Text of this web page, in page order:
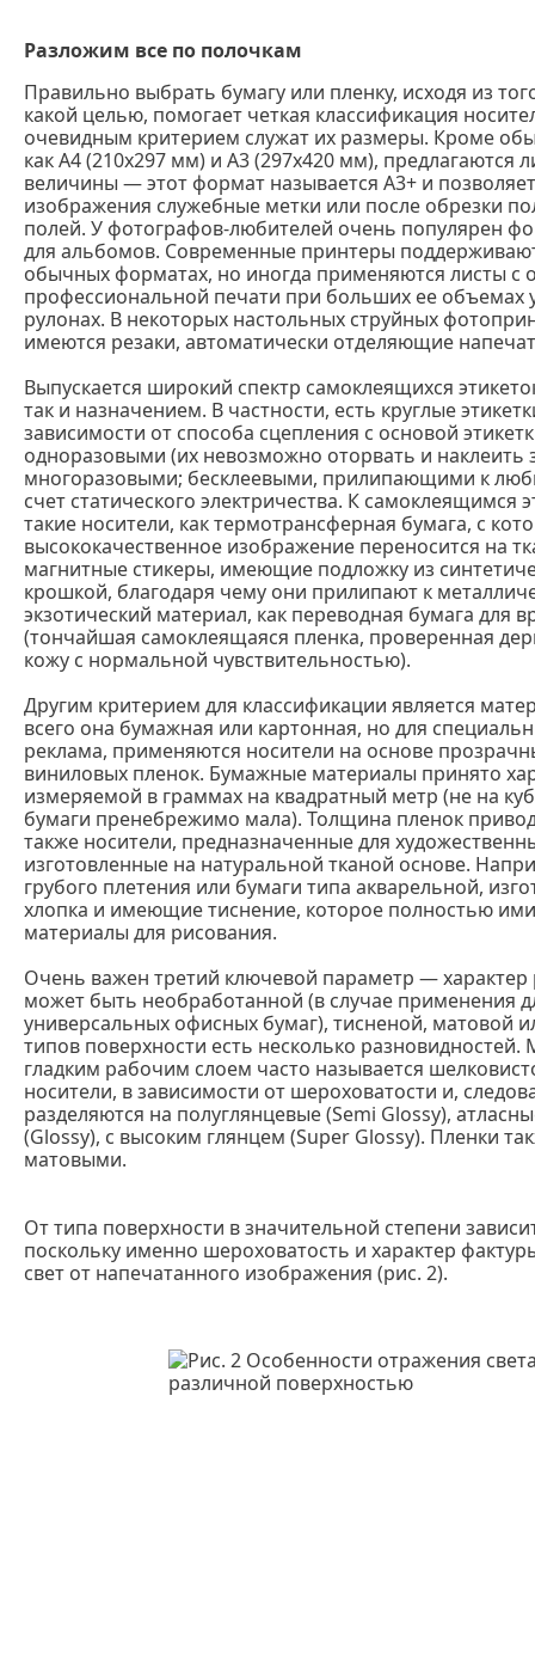
Разложим все по полочкам
Правильно выбрать бумагу или пленку, исходя из
какой целью, помогает четкая классификация
очевидным критерием служат их размеры. Кроме
как А4 (210х297 мм) и А3 (297х420 мм), предлагаются
величины — этот формат называется А3+ и
изображения служебные метки или после обрезки
полей. У фотографов-любителей очень популярен
для альбомов. Современные принтеры
обычных форматах, но иногда применяются листы с
профессиональной печати при больших ее объемах
рулонах. В некоторых настольных струйных
имеются резаки, автоматически отделяющие
Выпускается широкий спектр самоклеящихся
так и назначением. В частности, есть круглые
зависимости от способа сцепления с основой
одноразовыми (их невозможно оторвать и
многоразовыми; бесклеевыми, прилипающими к
счет статического электричества. К самоклеящимся
такие носители, как термотрансферная бумага, с
высококачественное изображение переносится на
магнитные стикеры, имеющие подложку из
крошкой, благодаря чему они прилипают к
экзотический материал, как переводная бумага для
(тончайшая самоклеящаяся пленка, проверенная
кожу с нормальной чувствительностью).
Другим критерием для классификации является
всего она бумажная или картонная, но для
реклама, применяются носители на основе
виниловых пленок. Бумажные материалы принято
измеряемой в граммах на квадратный метр (не на
бумаги пренебрежимо мала). Толщина пленок
также носители, предназначенные для
изготовленные на натуральной тканой основе.
грубого плетения или бумаги типа акварельной,
хлопка и имеющие тиснение, которое полностью
материалы для рисования.
Очень важен третий ключевой параметр —
может быть необработанной (в случае применения
универсальных офисных бумаг), тисненой, матовой
типов поверхности есть несколько
гладким рабочим слоем часто называется
носители, в зависимости от шероховатости и,
разделяются на полуглянцевые (Semi Glossy),
(Glossy), с высоким глянцем (Super Glossy). Пленки
матовыми.
От типа поверхности в значительной степени
поскольку именно шероховатость и характер
свет от напечатанного изображения (рис. 2).